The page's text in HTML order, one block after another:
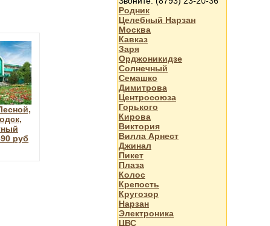
руб
Родник
Целебный Нарзан
Москва
Кавказ
Заря
Орджоникидзе
Солнечный
Семашко
Димитрова
Центросоюза
Горького
Кирова
Виктория
Вилла Арнест
Джинал
Пикет
Плаза
Колос
Крепость
Кругозор
Нарзан
Электроника
ЦВС